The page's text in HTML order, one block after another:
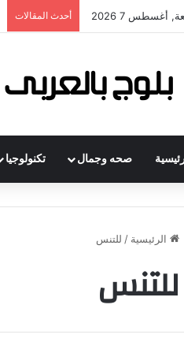
أغسطس 7 2026 أحدث المقالات
صحه وجمال تكنولوجيا
الرئيسية / للتنس
للتنس